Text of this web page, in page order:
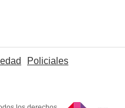
Policiales